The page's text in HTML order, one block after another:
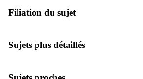
Filiation du sujet
Sujets plus détaillés